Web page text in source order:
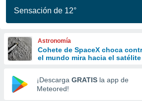
calidad.
a este
las
y
forma
digital
basada
Sensación de 12°
Astronomía
Cohete de SpaceX choca
el mundo mira hacia el
¡Descarga GRATIS la app de
Meteored!